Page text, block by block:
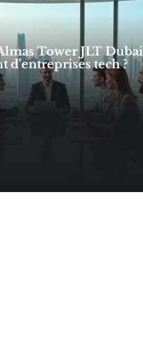
Tower JLT Dubai
d’entreprises tech ?